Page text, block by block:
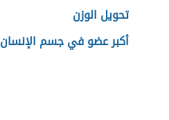
تحويل الوزن
أكبر عضو في جسم الإنسان